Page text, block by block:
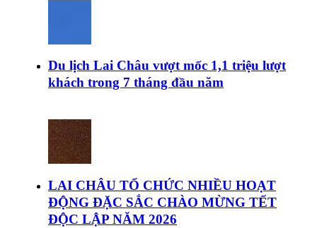
Du lịch Lai Châu vượt mốc 1,1 triệu lượt
khách trong 7 tháng đầu năm
LAI CHÂU TỔ CHỨC NHIỀU HOẠT
ĐỘNG ĐẶC SẮC CHÀO MỪNG TẾT
ĐỘC LẬP NĂM 2026